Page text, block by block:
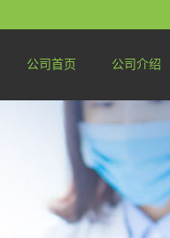
公司首页 公司介绍